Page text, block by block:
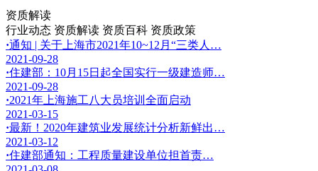
资质解读
行业动态 资质解读 资质百科 资质政策
·通知 | 关于上海市2021年10~12月“三类人…
2021-09-28
·住建部：10月15日起全国实行一级建造师…
2021-09-28
·2021年上海施工八大员培训全面启动
2021-03-15
·最新！2020年建筑业发展统计分析新鲜出…
2021-03-12
·住建部通知：工程质量建设单位担首责…